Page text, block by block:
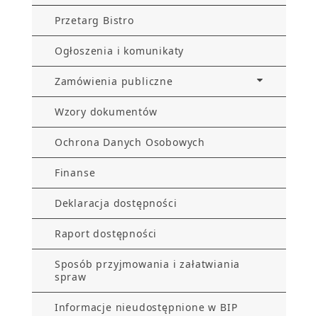
Przetarg Bistro
Ogłoszenia i komunikaty
Zamówienia publiczne
Wzory dokumentów
Ochrona Danych Osobowych
Finanse
Deklaracja dostępności
Raport dostępności
Sposób przyjmowania i załatwiania
spraw
Informacje nieudostępnione w BIP